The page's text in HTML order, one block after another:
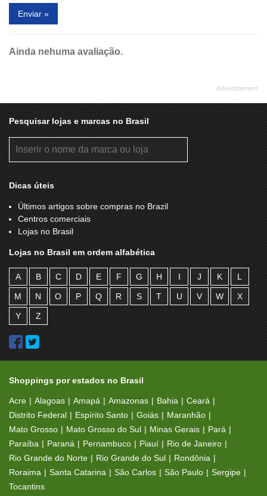
DUDALINA
ELLUS
FABER CASTEL FARM
FASCAR FAST SHOP
FERRI FIBRA ALPHA DECOR
FIDEL FILLITY
FINA ESTAMPA FIT
FOM ALMOFADAS FOTOTICA
GENDAI GIRAPIÃO
GLITZ MANIA GREGORY
GUESS H. STERN
H3 HÄAGEN DAZS
HARRY'S HAVAIANAS
HAVANNA CAFÉ HERING
IPLACE ISOLUTION
JACQUES JANINE JOHN JOHN
JULICE JULIETTE
KAPPA GOURMET KID SAFARI
Enviar »
Ainda nehuma avaliação.
Pesquisar lojas e marcas no Brasil
Dicas úteis
Últimos artigos sobre compras no Brazil
Centros comerciais
Lojas no Brasil
Lojas no Brasil em ordem alfabética
A B C D E F G H I J K L
M N O P Q R S T U V W X
Y Z
Shoppings por estados no Brasil
Acre Alagoas Amapá Amazonas Bahia
Ceará
Distrito Federal
Espírito Santo Goiás
Maranhão
Mato Grosso
Mato Grosso do Sul Minas Gerais
Pará
Paraíba
Paraná Pernambuco Piauí
Rio de Janeiro
Rio Grande do Norte
Rio Grande do Sul
Rondônia
Roraima
Santa Catarina São Carlos São Paulo
Sergipe
Tocantins